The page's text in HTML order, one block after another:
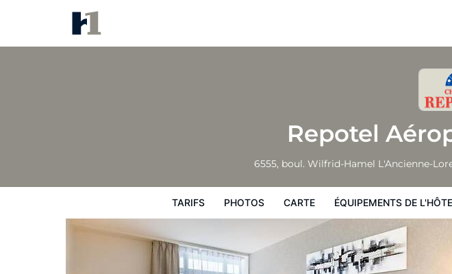
Repotel
6555, boul. Wilfrid-Hamel L'Ancienne-
TARIFS PHOTOS CARTE ÉQUIPEMENTS DE